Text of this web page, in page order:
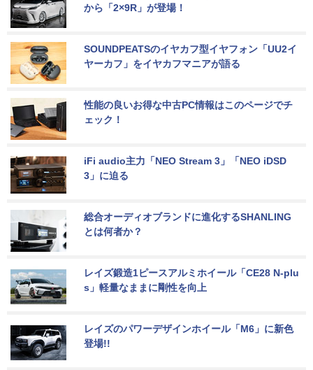
から「2×9R」が登場！
SOUNDPEATSのイヤカフ型イヤフォン「UU2イ
ヤーカフ」をイヤカフマニアが語る
性能の良いお得な中古PC情報はこのページでチ
ェック！
iFi audio主力「NEO Stream 3」「NEO iDSD
3」に迫る
総合オーディオブランドに進化するSHANLING
とは何者か？
レイズ鍛造1ピースアルミホイール「CE28 N-plu
s」軽量なままに剛性を向上
レイズのパワーデザインホイール「M6」に新色
登場!!